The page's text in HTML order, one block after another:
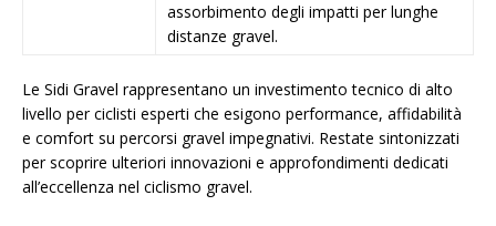
assorbimento degli impatti per lunghe
distanze gravel.
Le Sidi Gravel rappresentano un investimento tecnico di alto
livello per ciclisti esperti che esigono performance, affidabilità
e comfort su percorsi gravel impegnativi. Restate sintonizzati
per scoprire ulteriori innovazioni e approfondimenti dedicati
all’eccellenza nel ciclismo gravel.